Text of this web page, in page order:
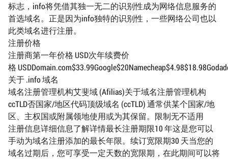
标志，info将凭借其独一无二的识别性成为网络信息服务的
首选域名。正是因为info独特的识别性，一些网络公司也以
此类域名进行注册。
注册价格
注册商第一年价格 USD次年续费价
格
关于 .info 域名
域名注册管理机构艾斐域 (Afilias)关于域名注册管理机构
ccTLD否国家/地区代码顶级域名 (ccTLD) 通常供某个国家/地
区、主权国或附属领地使用或为其保留。限制无不适用
注册信息详细信息了解详情最长注册期限10 年这是您可以
手动为域名注册添加的最长年限。续订宽限期30 天当您的
域名过期后，您可享受一定天数的宽限期，在此期间可以将